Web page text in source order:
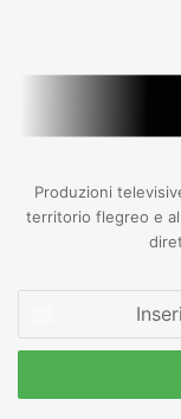
Produzioni
territorio flegreo e
tuo
email